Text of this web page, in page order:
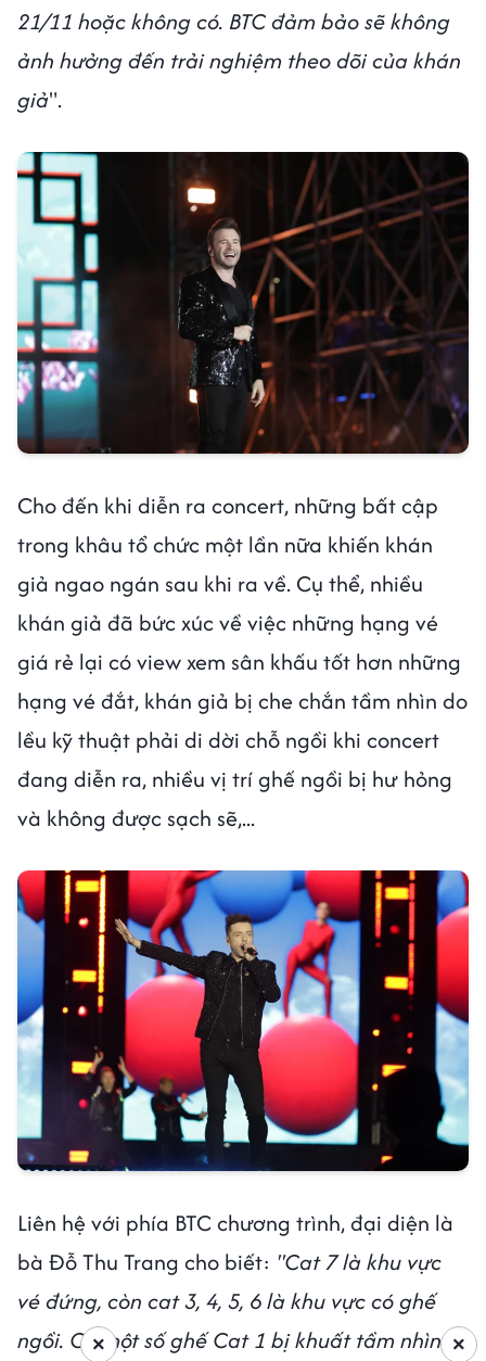
21/11 hoặc không có. BTC đảm bảo sẽ không
ảnh hưởng đến trải nghiệm theo dõi của khán
giả".
Cho đến khi diễn ra concert, những bất cập
trong khâu tổ chức một lần nữa khiến khán
giả ngao ngán sau khi ra về. Cụ thể, nhiều
khán giả đã bức xúc về việc những hạng vé
giá rẻ lại có view xem sân khấu tốt hơn những
hạng vé đắt, khán giả bị che chắn tầm nhìn do
lều kỹ thuật phải di dời chỗ ngồi khi concert
đang diễn ra, nhiều vị trí ghế ngồi bị hư hỏng
và không được sạch sẽ,...
Liên hệ với phía BTC chương trình, đại diện là
bà Đỗ Thu Trang cho biết: "Cat 7 là khu vực
vé đứng, còn cat 3, 4, 5, 6 là khu vực có ghế
ngồi. Có một số ghế Cat 1 bị khuất tầm nhìn ×
×